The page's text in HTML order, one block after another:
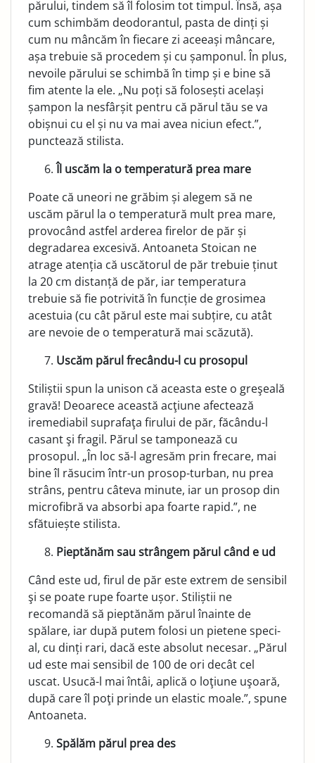
părului, tindem să îl folosim tot timpul. Însă, așa
cum schimbăm deodorantul, pasta de dinți și
cum nu mâncăm în fiecare zi aceeași mân­care,
așa trebuie să procedem și cu șamponul. În plus,
nevo­ile părului se schimbă în timp și e bine să
fim atente la ele. „Nu poți să folosești același
șampon la nesfârșit pentru că părul tău se va
obișnui cu el și nu va mai avea niciun efect.”,
punctează stilista.
Îl uscăm la o temperatură prea mare
Poate că uneori ne grăbim și alegem să ne
uscăm părul la o temperatură mult prea mare,
provocând astfel arderea fi­relor de păr și
degradarea excesivă. Antoaneta Stoican ne
atrage atenția că uscătorul de păr trebuie ținut
la 20 cm dis­tanță de păr, iar temperatura
trebuie să fie potrivită în funcție de grosimea
acestuia (cu cât părul este mai subțire, cu atât
are nevoie de o temperatură mai scăzută).
Uscăm părul frecându-l cu prosopul
Stiliștii spun la unison că aceasta este o greşeală
gravă! De­oarece această acţiune afectează
iremediabil suprafaţa firu­lui de păr, făcându-l
casant şi fragil. Părul se tamponează cu
prosopul. „În loc să-l agresăm prin frecare, mai
bine îl răsucim într-un prosop-turban, nu prea
strâns, pentru câteva minute, iar un prosop din
microfibră va absorbi apa foarte rapid.”, ne
sfătuiește stilista.
Pieptănăm sau strângem părul când e ud
Când este ud, firul de păr este extrem de sensibil
şi se poate rupe foarte ușor. Stiliștii ne
recomandă să pieptănăm părul înainte de
spălare, iar după putem folosi un pietene speci­
al, cu dinți rari, dacă este absolut necesar. „Părul
ud este mai sensibil de 100 de ori decât cel
uscat. Usucă-l mai întâi, aplică o loţiune uşoară,
după care îl poţi prinde un elastic moale.”, spune
Antoaneta.
Spălăm părul prea des